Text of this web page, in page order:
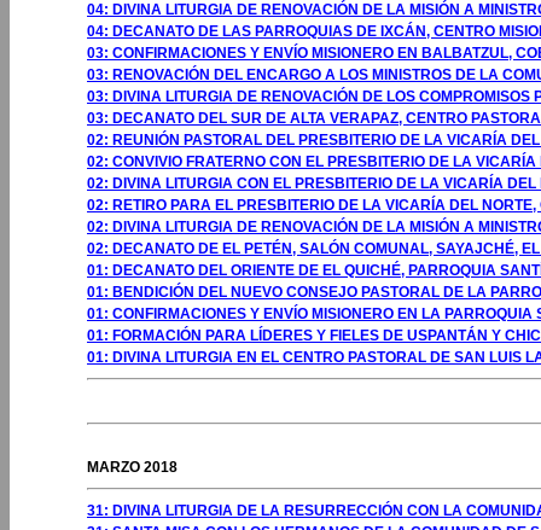
04: DIVINA LITURGIA DE RENOVACIÓN DE LA MISIÓN A
04: DECANATO DE LAS PARROQUIAS DE IXCÁN, CENTRO
03: CONFIRMACIONES Y ENVÍO MISIONERO EN BALBATZUL,
03: RENOVACIÓN DEL ENCARGO A LOS MINISTROS DE LA
03: DIVINA LITURGIA DE RENOVACIÓN DE LOS
03: DECANATO DEL SUR DE ALTA VERAPAZ, CENTRO
02: REUNIÓN PASTORAL DEL PRESBITERIO DE LA VICARÍA
02: CONVIVIO FRATERNO CON EL PRESBITERIO DE LA
02: DIVINA LITURGIA CON EL PRESBITERIO DE LA VICARÍA
02: RETIRO PARA EL PRESBITERIO DE LA VICARÍA DEL
02: DIVINA LITURGIA DE RENOVACIÓN DE LA MISIÓN A
02: DECANATO DE EL PETÉN, SALÓN COMUNAL, SAYAJCHÉ,
01: DECANATO DEL ORIENTE DE EL QUICHÉ, PARROQUIA
01: BENDICIÓN DEL NUEVO CONSEJO PASTORAL DE LA
01: CONFIRMACIONES Y ENVÍO MISIONERO EN LA
01: FORMACIÓN PARA LÍDERES Y FIELES DE USPANTÁN Y
01: DIVINA LITURGIA EN EL CENTRO PASTORAL DE SAN LUIS
MARZO 2018
31: DIVINA LITURGIA DE LA RESURRECCIÓN CON LA